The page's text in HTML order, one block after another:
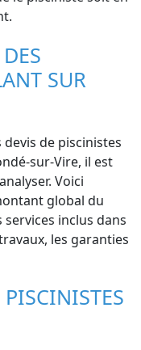
SUR
de piscinistes
sur-Vire, il est
Voici
global du
inclus dans
les garanties